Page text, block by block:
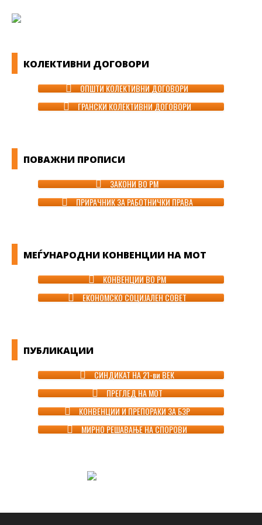
КОЛЕКТИВНИ ДОГОВОРИ
ОПШТИ КОЛЕКТИВНИ ДОГОВОРИ
ГРАНСКИ КОЛЕКТИВНИ ДОГОВОРИ
ПОВАЖНИ ПРОПИСИ
ЗАКОНИ ВО РМ
ПРИРАЧНИК ЗА РАБОТНИЧКИ ПРАВА
МЕЃУНАРОДНИ КОНВЕНЦИИ НА МОТ
КОНВЕНЦИИ ВО РМ
ЕКОНОМСКО СОЦИЈАЛЕН СОВЕТ
ПУБЛИКАЦИИ
СИНДИКАТ НА 21-ви ВЕК
ПРЕГЛЕД НА МОТ
КОНВЕНЦИИ И ПРЕПОРАКИ ЗА БЗР
МИРНО РЕШАВАЊЕ НА СПОРОВИ